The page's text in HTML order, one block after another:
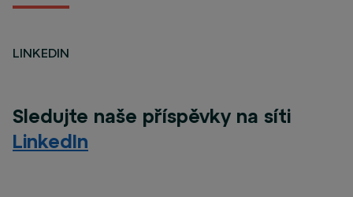
LINKEDIN
Sledujte naše příspěvky na síti
LinkedIn